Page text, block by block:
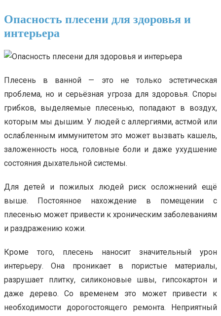
Опасность плесени для здоровья и
интерьера
Плесень в ванной — это не только эстетическая
проблема, но и серьёзная угроза для здоровья. Споры
грибков, выделяемые плесенью, попадают в воздух,
которым мы дышим. У людей с аллергиями, астмой или
ослабленным иммунитетом это может вызвать кашель,
заложенность носа, головные боли и даже ухудшение
состояния дыхательной системы.
Для детей и пожилых людей риск осложнений ещё
выше. Постоянное нахождение в помещении с
плесенью может привести к хроническим заболеваниям
и раздражению кожи.
Кроме того, плесень наносит значительный урон
интерьеру. Она проникает в пористые материалы,
разрушает плитку, силиконовые швы, гипсокартон и
даже дерево. Со временем это может привести к
необходимости дорогостоящего ремонта. Неприятный